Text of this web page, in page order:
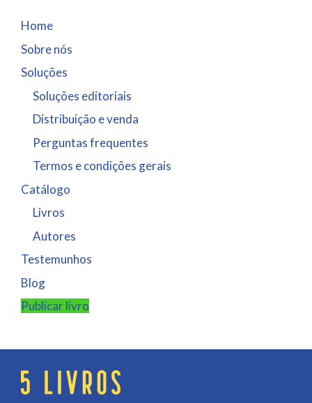
Home
Sobre nós
Soluções
Soluções editoriais
Distribuição e venda
Perguntas frequentes
Termos e condições gerais
Catálogo
Livros
Autores
Testemunhos
Blog
Publicar livro